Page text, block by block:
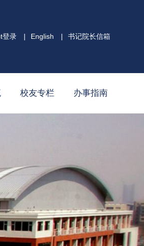
登录 | English | 书记院长信箱
校友专栏 办事指南